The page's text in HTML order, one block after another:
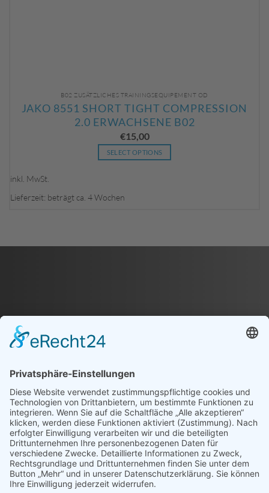
B02 ZUSÄTZLICHES TRAININGSEQUIPEMENT OD
JAKO 8551 SHORT TIGHT COMPRESSION
2.0 ERWACHSENE B02
€15,00
SELECT OPTIONS
gewählt
inkl. MwSt.
Lieferzeit: beträgt ca. 4 Wochen
EINHEITLICHE
VEREINSKOLLEKTION
FÜR DICH UND DEINEN
VEREIN